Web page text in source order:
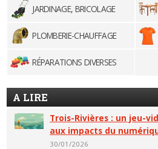
JARDINAGE, BRICOLAGE
PLOMBERIE-CHAUFFAGE
RÉPARATIONS DIVERSES
A LIRE
Trois-Rivières : un jeu-
aux impacts du
30/01/2026